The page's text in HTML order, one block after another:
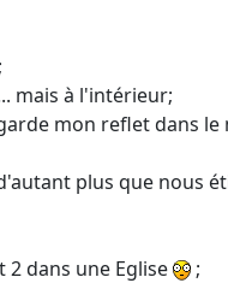
mais à l'intérieur;
mon reflet dans le
plus que nous
dans une Eglise
;